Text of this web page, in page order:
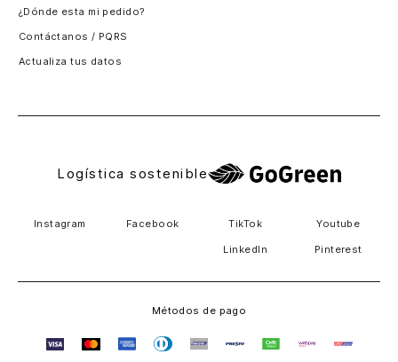
¿Dónde esta mi pedido?
Contáctanos / PQRS
Actualiza tus datos
Logística sostenible
Instagram Facebook TikTok Youtube
LinkedIn Pinterest
Métodos de pago